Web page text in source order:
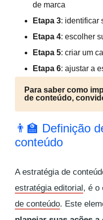
de marca
Etapa 3: identificar
Etapa 4: escolher
Etapa 5: criar um
Etapa 6: ajustar a
Para saber como
de conteúdo,
👨‍🏫 Definição
conteúdo
A estratégia de
estratégia editorial, é o
de conteúdo. Este